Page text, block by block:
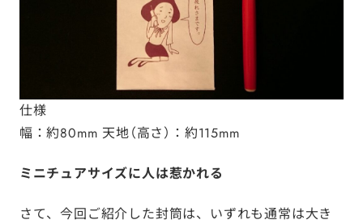
仕様
幅：約80mm 天地（高さ）：約115mm
ミニチュアサイズに人は惹かれる
さて、今回ご紹介した封筒は、いずれも通常は大き